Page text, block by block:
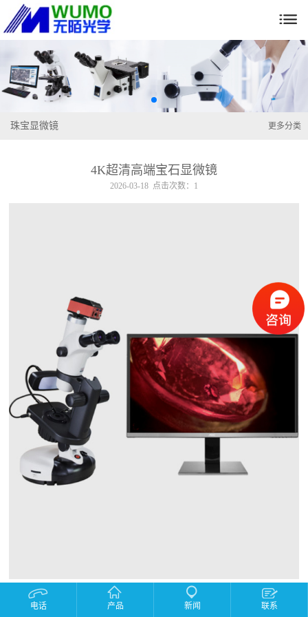

更多分类
珠宝显微镜
4K超清高端宝石显微镜
2026-03-18 点击次数：1
产品描述：
电话 产品 新闻 联系